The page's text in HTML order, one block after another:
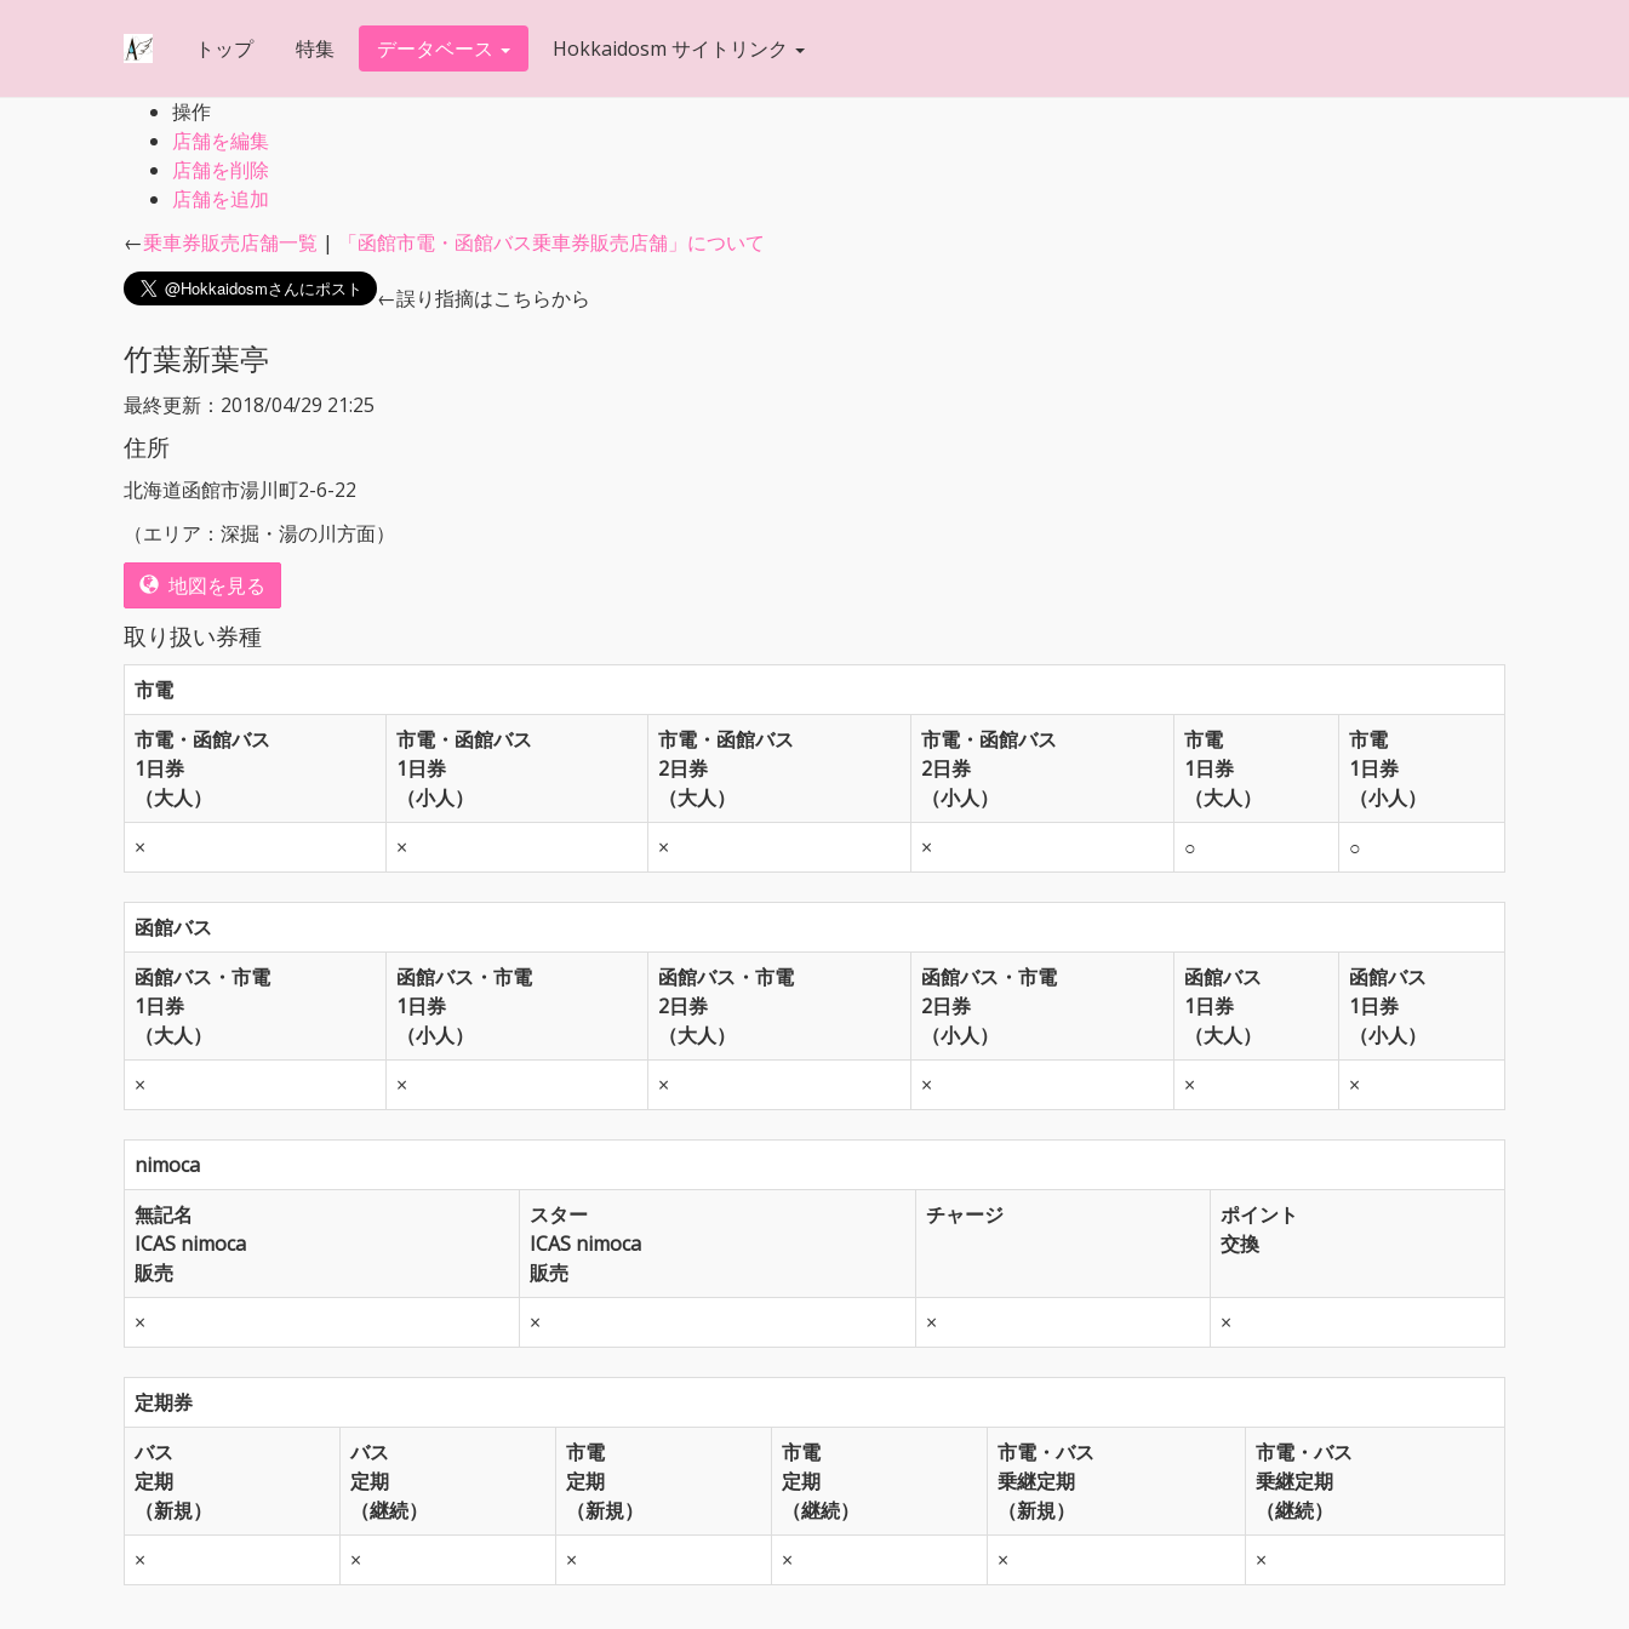
トップ 特集 データベース Hokkaidosm サイトリンク
操作
店舗を編集
店舗を削除
店舗を追加
←乗車券販売店舗一覧 | 「函館市電・函館バス乗車券販売店舗」について
←誤り指摘はこちらから
竹葉新葉亭
最終更新：2018/04/29 21:25
住所
北海道函館市湯川町2-6-22
（エリア：深掘・湯の川方面）
地図を見る
取り扱い券種
市電
市電・函館バス
1日券
（大人）
市電・函館バス
1日券
（小人）
市電・函館バス
2日券
（大人）
市電・函館バス
2日券
（小人）
市電
1日券
（大人）
市電
1日券
（小人）
×
× × × ○ ○
函館バス
函館バス・市電
1日券
（大人）
函館バス・市電
1日券
（小人）
函館バス・市電
2日券
（大人）
函館バス・市電
2日券
（小人）
函館バス
1日券
（大人）
函館バス
1日券
（小人）
×
× × × × ×
nimoca
無記名
ICAS nimoca
販売
スター
ICAS nimoca
販売
チャージ
ポイント
交換
× × × ×
定期券
バス
定期
（新規）
バス
定期
（継続）
市電
定期
（新規）
市電
定期
（継続）
市電・バス
乗継定期
（新規）
市電・バス
乗継定期
（継続）
×
× × × × ×